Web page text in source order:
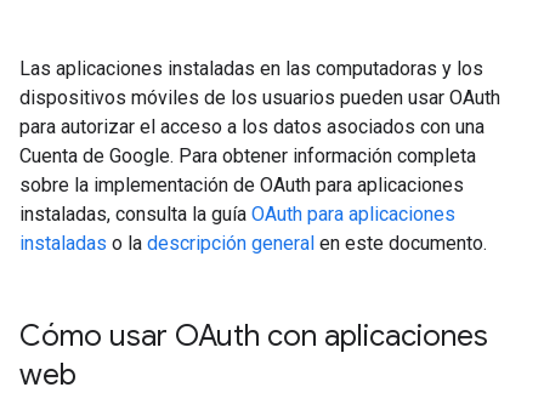
Las aplicaciones instaladas en las computadoras y los
dispositivos móviles de los usuarios pueden usar OAuth
para autorizar el acceso a los datos asociados con una
Cuenta de Google. Para obtener información completa
sobre la implementación de OAuth para aplicaciones
instaladas, consulta la guía OAuth para aplicaciones
instaladas o la descripción general en este documento.
Cómo usar OAuth con aplicaciones
web